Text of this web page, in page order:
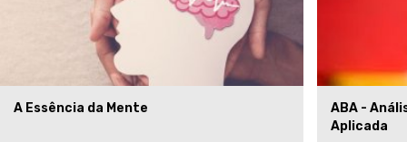
A Essência da Mente
ABA -
Aplicada